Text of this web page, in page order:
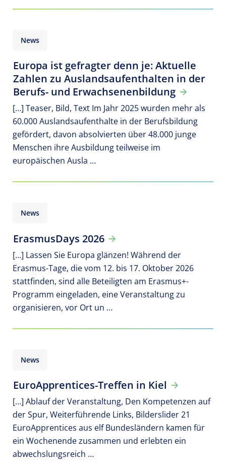
News
Europa ist gefragter denn je: Aktuelle
Zahlen zu Auslandsaufenthalten in der
Berufs- und Erwachsenenbildung
[…] Teaser, Bild, Text Im Jahr 2025 wurden mehr als
60.000 Auslandsaufenthalte in der Berufsbildung
gefördert, davon absolvierten über 48.000 junge
Menschen ihre Ausbildung teilweise im
europäischen Ausla …
News
ErasmusDays 2026
[…] Lassen Sie Europa glänzen! Während der
Erasmus-Tage, die vom 12. bis 17. Oktober 2026
stattfinden, sind alle Beteiligten am Erasmus+-
Programm eingeladen, eine Veranstaltung zu
organisieren, vor Ort un …
News
EuroApprentices-Treffen in Kiel
[…] Ablauf der Veranstaltung, Den Kompetenzen auf
der Spur, Weiterführende Links, Bilderslider 21
EuroApprentices aus elf Bundesländern kamen für
ein Wochenende zusammen und erlebten ein
abwechslungsreich …